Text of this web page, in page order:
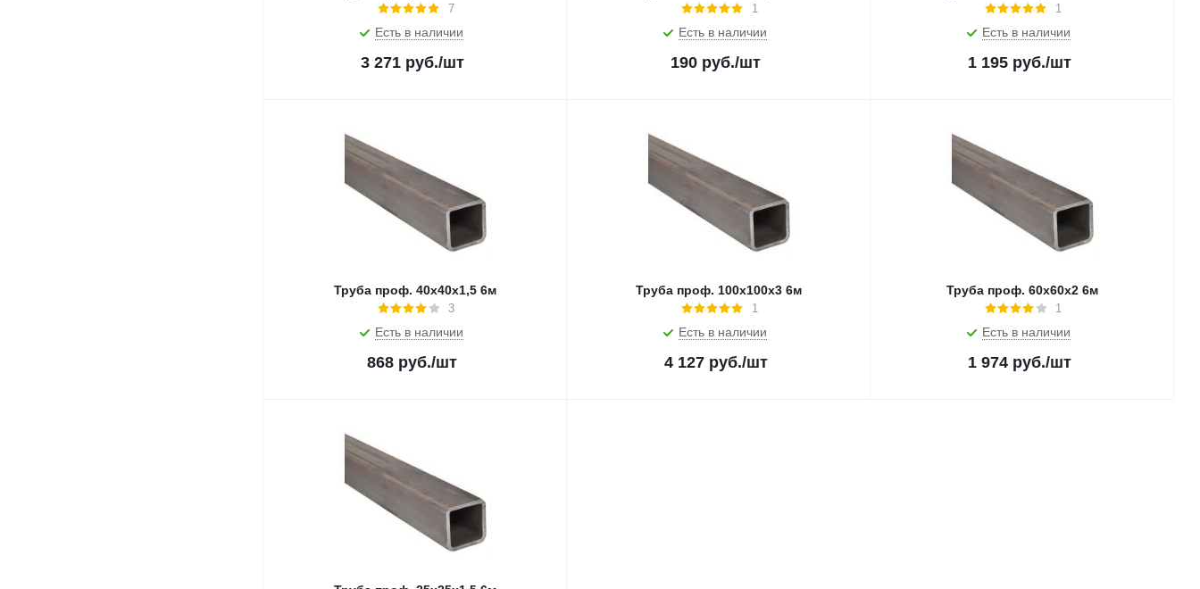
7
Есть в наличии
3 271руб./шт
1
Есть в наличии
190 руб./шт
1
Есть в наличии
1 195руб./шт
Труба проф. 40х40х1,5 6м
3
Есть в наличии
868 руб./шт
Труба проф. 100х100х3 6м
1
Есть в наличии
4 127руб./шт
Труба проф. 60х60х2 6м
1
Есть в наличии
1 974руб./шт